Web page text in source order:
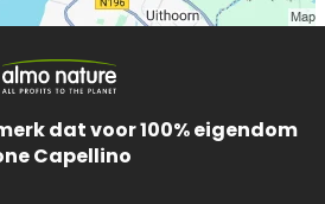
dat voor 100% eigendom
Capellino